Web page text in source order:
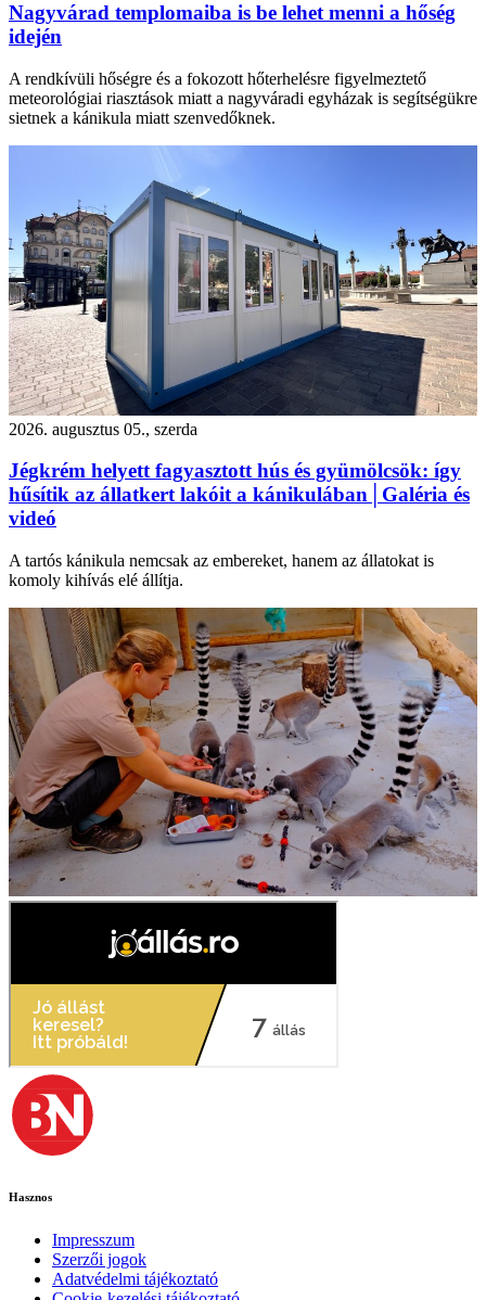
Nagyvárad templomaiba is be lehet menni a hőség
idején
A rendkívüli hőségre és a fokozott hőterhelésre figyelmeztető
meteorológiai riasztások miatt a nagyváradi egyházak is segítségükre
sietnek a kánikula miatt szenvedőknek.
2026. augusztus 05., szerda
Jégkrém helyett fagyasztott hús és gyümölcsök: így
hűsítik az állatkert lakóit a kánikulában│Galéria és
videó
A tartós kánikula nemcsak az embereket, hanem az állatokat is
komoly kihívás elé állítja.
Hasznos
Impresszum
Szerzői jogok
Adatvédelmi tájékoztató